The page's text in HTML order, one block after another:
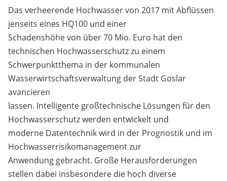
Das verheerende Hochwasser von 2017 mit Abflüssen
jenseits eines HQ100 und einer
Schadenshöhe von über 70 Mio. Euro hat den
technischen Hochwasserschutz zu einem
Schwerpunktthema in der kommunalen
Wasserwirtschaftsverwaltung der Stadt Goslar
avancieren
lassen. Intelligente großtechnische Lösungen für den
Hochwasserschutz werden entwickelt und
moderne Datentechnik wird in der Prognostik und im
Hochwasserrisikomanagement zur
Anwendung gebracht. Große Herausforderungen
stellen dabei insbesondere die hoch diverse